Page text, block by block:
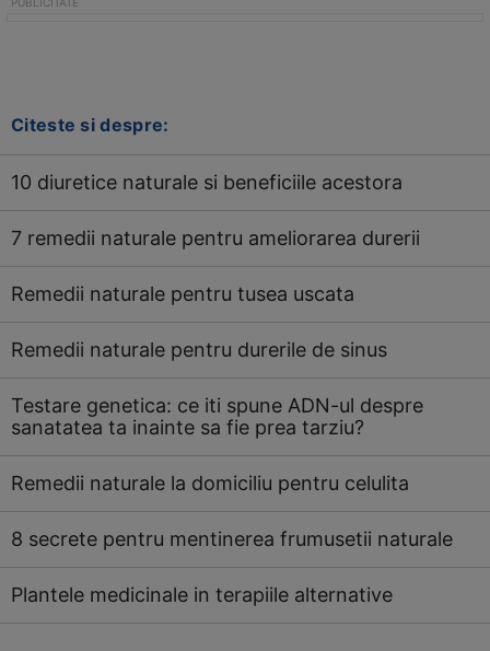
Citeste si despre:
10 diuretice naturale si beneficiile acestora
7 remedii naturale pentru ameliorarea durerii
Remedii naturale pentru tusea uscata
Remedii naturale pentru durerile de sinus
Testare genetica: ce iti spune ADN-ul despre
sanatatea ta inainte sa fie prea tarziu?
Remedii naturale la domiciliu pentru celulita
8 secrete pentru mentinerea frumusetii naturale
Plantele medicinale in terapiile alternative